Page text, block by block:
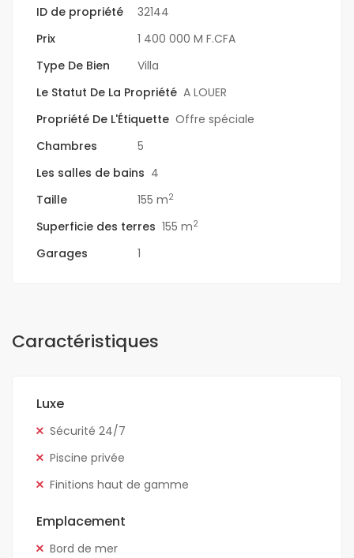
ID de propriété
32144
Prix
1 400 000 M F.CFA
Type De Bien
Villa
Le Statut De La Propriété A LOUER
Propriété De L'Étiquette Offre spéciale
Chambres
5
Les salles de bains 4
Taille
155 m2
Superficie des terres 155 m2
Garages 1
Caractéristiques
Luxe
Sécurité 24/7
Piscine privée
Finitions haut de gamme
Emplacement
Bord de mer